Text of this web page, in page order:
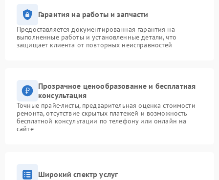
Гарантия на работы и запчасти
Предоставляется документированная гарантия на
выполненные работы и установленные детали, что
защищает клиента от повторных неисправностей
Прозрачное ценообразование и бесплатная
консультация
Точные прайс-листы, предварительная оценка стоимости
ремонта, отсутствие скрытых платежей и возможность
бесплатной консультации по телефону или онлайн на
сайте
Широкий спектр услуг